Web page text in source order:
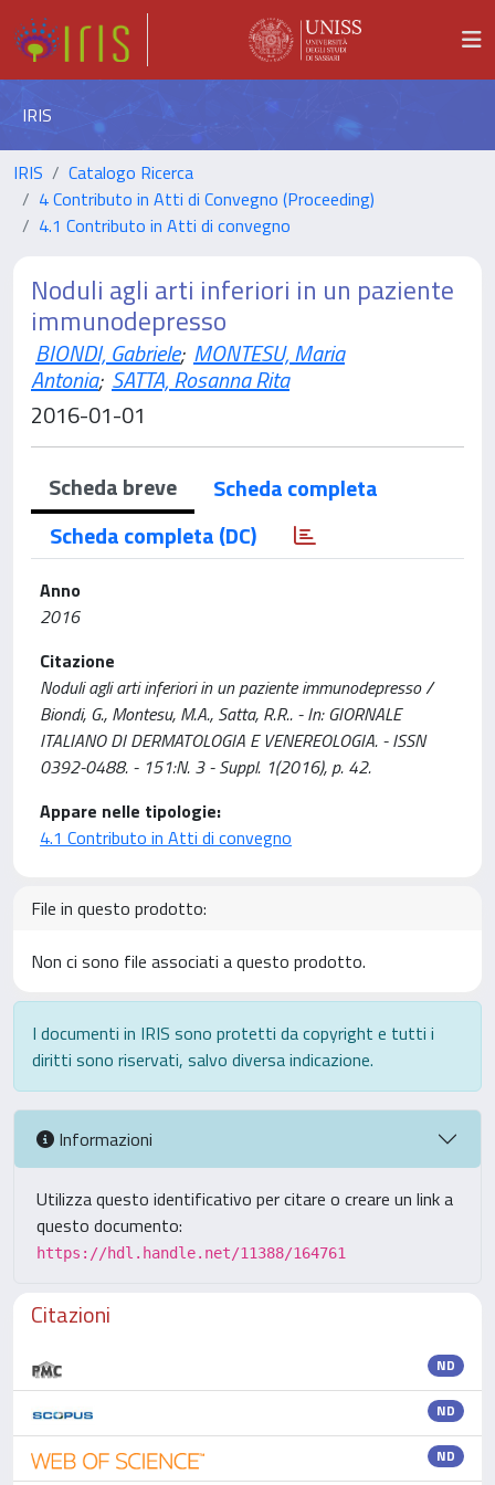
IRIS
IRIS
Catalogo Ricerca
4 Contributo in Atti di Convegno (Proceeding)
4.1 Contributo in Atti di convegno
Noduli agli arti inferiori in un paziente
immunodepresso
BIONDI, Gabriele; MONTESU, Maria
Antonia; SATTA, Rosanna Rita
2016-01-01
Scheda breve
Scheda completa
Scheda completa (DC)
Anno
2016
Citazione
Noduli agli arti inferiori in un paziente immunodepresso /
Biondi, G., Montesu, M.A., Satta, R.R.. - In: GIORNALE
ITALIANO DI DERMATOLOGIA E VENEREOLOGIA. - ISSN
0392-0488. - 151:N. 3 - Suppl. 1(2016), p. 42.
Appare nelle tipologie:
4.1 Contributo in Atti di convegno
File in questo prodotto:
Non ci sono file associati a questo prodotto.
I documenti in IRIS sono protetti da copyright e tutti i
diritti sono riservati, salvo diversa indicazione.
Informazioni
Utilizza questo identificativo per citare o creare un link a
questo documento:
https://hdl.handle.net/11388/164761
Citazioni
ND
ND
ND